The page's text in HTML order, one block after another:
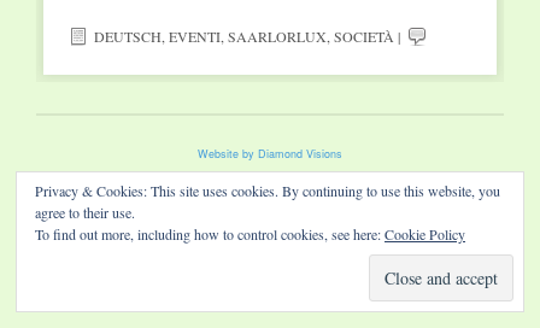
DEUTSCH,EVENTI,SAARLORLUX,SOCIETÀ |
Website by Diamond Visions
Privacy & Cookies: This site uses cookies. By continuing to use this website, you
agree to their use.
To find out more, including how to control cookies, see here:Cookie Policy